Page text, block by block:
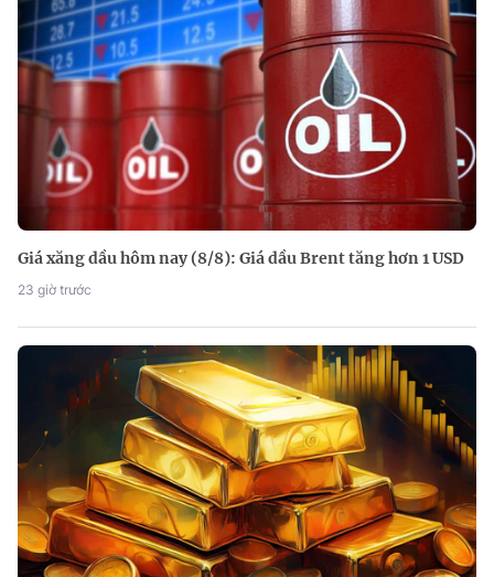
Giá xăng dầu hôm nay (8/8): Giá dầu Brent tăng hơn 1 USD
23 giờ trước